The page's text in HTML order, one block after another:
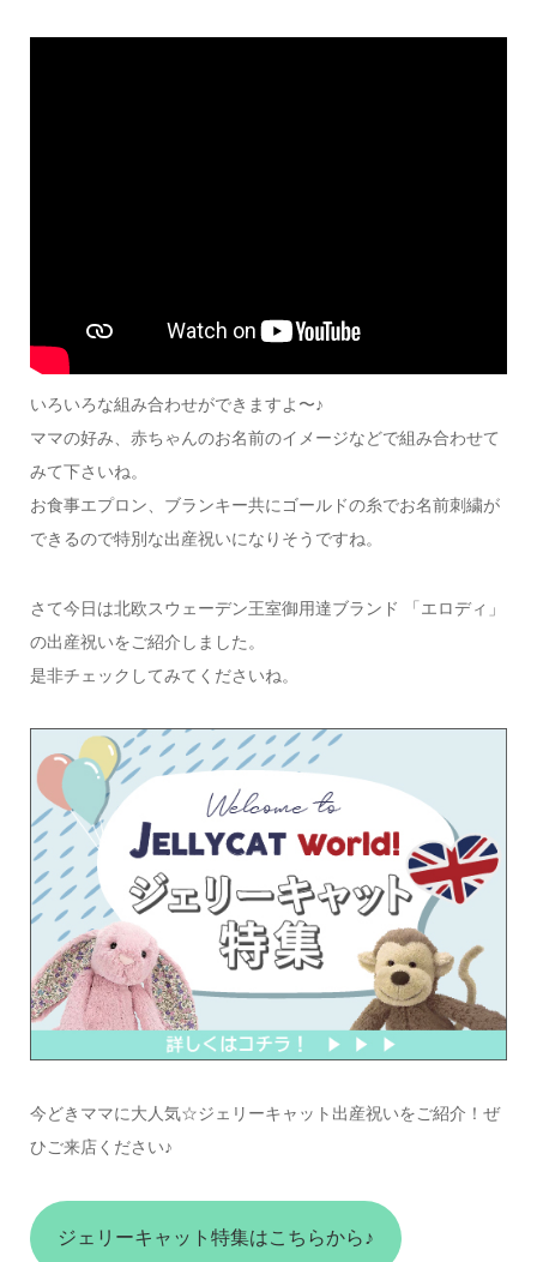
いろいろな組み合わせができますよ〜♪
ママの好み、赤ちゃんのお名前のイメージなどで組み合わせて
みて下さいね。
お食事エプロン、ブランキー共にゴールドの糸でお名前刺繍が
できるので特別な出産祝いになりそうですね。
さて今日は北欧スウェーデン王室御用達ブランド 「エロディ」
の出産祝いをご紹介しました。
是非チェックしてみてくださいね。
今どきママに大人気☆ジェリーキャット出産祝いをご紹介！ぜ
ひご来店ください♪
ジェリーキャット特集はこちらから♪